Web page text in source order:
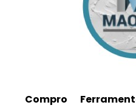
Compro